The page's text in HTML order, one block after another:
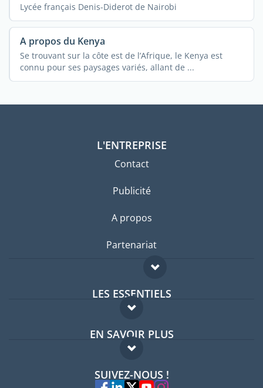
Lycée français Denis-Diderot de Nairobi
A propos du Kenya
Se trouvant sur la côte est de l’Afrique, le Kenya est
connu pour ses paysages variés, allant de ...
L'ENTREPRISE
Contact
Publicité
A propos
Partenariat
LES ESSENTIELS
Forum expatriés
Guides pays
EN SAVOIR PLUS
FAQ
Experts
SUIVEZ-NOUS !